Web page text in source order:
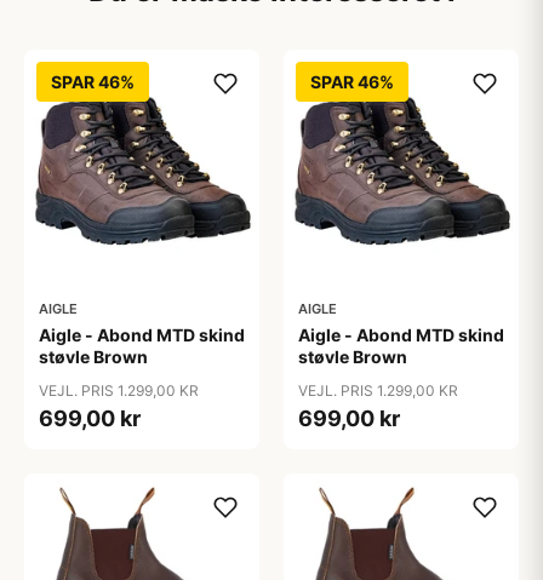
SPAR 46%
AIGLE
Aigle - Abond MTD skind
støvle Brown
VEJL. PRIS 1.299,00 KR
699,00 kr
SPAR 46%
AIGLE
Aigle - Abond MTD skind
støvle Brown
VEJL. PRIS 1.299,00 KR
699,00 kr